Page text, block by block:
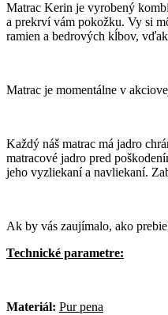
Matrac Kerin je vyrobený
a prekrví vám pokožku. Vy si
ramien a bedrových kĺbov,
Matrac je momentálne v
Každý náš matrac má jadro
matracové jadro pred
jeho vyzliekaní a navliekaní.
Ak by vás zaujímalo, ako
Technické parametre:
Materiál: Pur pena